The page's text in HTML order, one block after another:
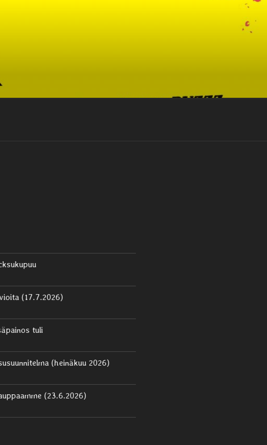
(17.7.2026)
tuli
(heinäkuu 2026)
(23.6.2026)